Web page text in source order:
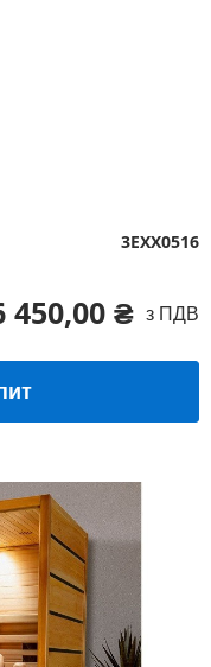
450,00 ₴ з ПДВ
3EXX0516